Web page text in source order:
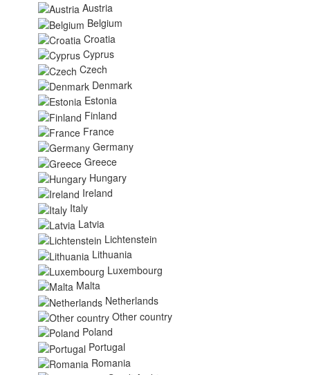
Austria
Belgium
Croatia
Cyprus
Czech
Denmark
Estonia
Finland
France
Germany
Greece
Hungary
Ireland
Italy
Latvia
Lichtenstein
Lithuania
Luxembourg
Malta
Netherlands
Other country
Poland
Portugal
Romania